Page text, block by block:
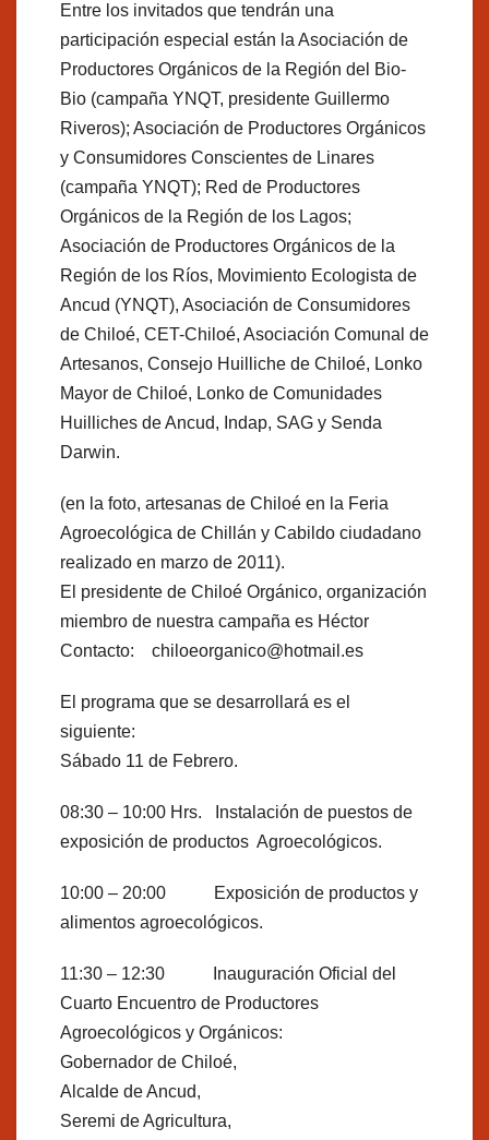
Entre los invitados que tendrán una
participación especial están la Asociación de
Productores Orgánicos de la Región del Bio-
Bio (campaña YNQT, presidente Guillermo
Riveros); Asociación de Productores Orgánicos
y Consumidores Conscientes de Linares
(campaña YNQT); Red de Productores
Orgánicos de la Región de los Lagos;
Asociación de Productores Orgánicos de la
Región de los Ríos, Movimiento Ecologista de
Ancud (YNQT), Asociación de Consumidores
de Chiloé, CET-Chiloé, Asociación Comunal de
Artesanos, Consejo Huilliche de Chiloé, Lonko
Mayor de Chiloé, Lonko de Comunidades
Huilliches de Ancud, Indap, SAG y Senda
Darwin.
(en la foto, artesanas de Chiloé en la Feria
Agroecológica de Chillán y Cabildo ciudadano
realizado en marzo de 2011).
El presidente de Chiloé Orgánico, organización
miembro de nuestra campaña es Héctor
Contacto: chiloeorganico@hotmail.es
El programa que se desarrollará es el
siguiente:
Sábado 11 de Febrero.
08:30 – 10:00 Hrs. Instalación de puestos de
exposición de productos Agroecológicos.
10:00 – 20:00 Exposición de productos y
alimentos agroecológicos.
11:30 – 12:30 Inauguración Oficial del
Cuarto Encuentro de Productores
Agroecológicos y Orgánicos:
Gobernador de Chiloé,
Alcalde de Ancud,
Seremi de Agricultura,